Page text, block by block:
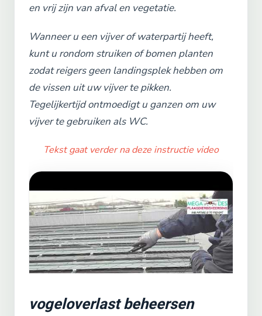
en vrij zijn van afval en vegetatie.
Wanneer u een vijver of waterpartij heeft,
kunt u rondom struiken of bomen planten
zodat reigers geen landingsplek hebben om
de vissen uit uw vijver te pikken.
Tegelijkertijd ontmoedigt u ganzen om uw
vijver te gebruiken als WC.
Tekst gaat verder na deze instructie video
vogeloverlast beheersen